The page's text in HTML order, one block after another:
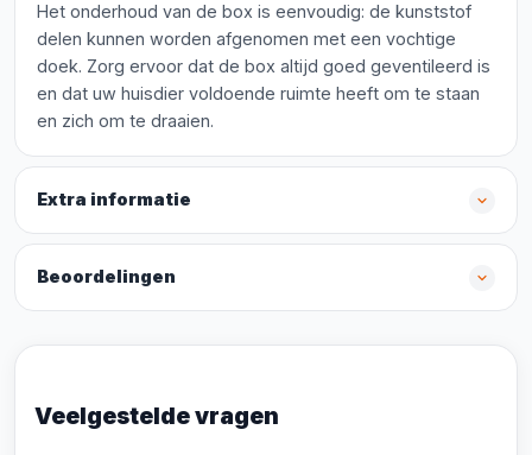
Het onderhoud van de box is eenvoudig: de kunststof
delen kunnen worden afgenomen met een vochtige
doek. Zorg ervoor dat de box altijd goed geventileerd is
en dat uw huisdier voldoende ruimte heeft om te staan
en zich om te draaien.
Extra informatie
Beoordelingen
Veelgestelde vragen